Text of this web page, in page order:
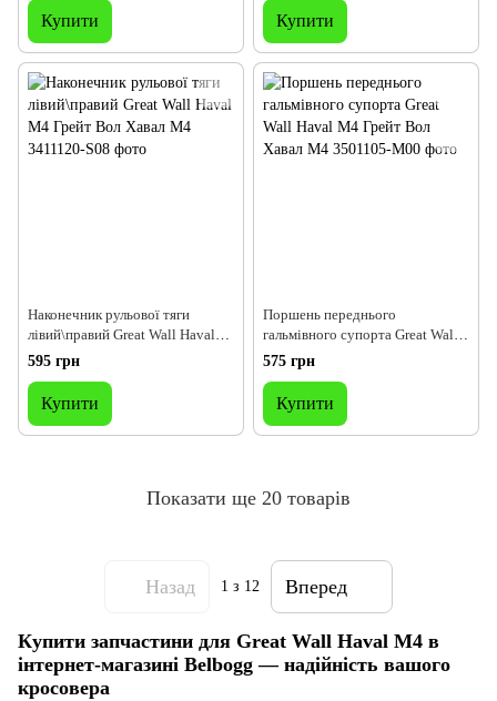
Купити Купити
Наконечник рульової тяги
лівий\правий Great Wall Haval
M4 Грейт Вол Хавал М4
595 грн
Купити
Поршень переднього
гальмівного супорта Great Wall
Haval M4 Грейт Вол Хавал М4
575 грн
Купити
Показати ще 20 товарів
Назад 1 з 12 Вперед
Купити запчастини для Great Wall Haval M4 в
інтернет-магазині Belbogg — надійність вашого
кросовера